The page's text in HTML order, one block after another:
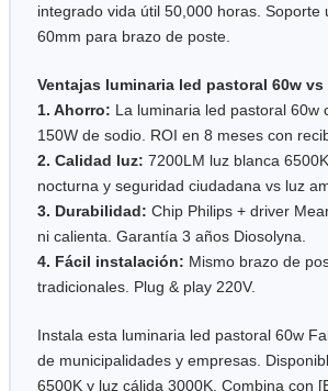
integrado vida útil 50,000 horas. Soporte
60mm para brazo de poste.
Ventajas luminaria led pastoral 60w
1. Ahorro: La luminaria led pastoral 60w
150W de sodio. ROI en 8 meses con
2. Calidad luz: 7200LM luz blanca
nocturna y seguridad ciudadana vs luz
3. Durabilidad: Chip Philips + driver
ni calienta. Garantía 3 años Diosolyna.
4. Fácil instalación: Mismo brazo de
tradicionales. Plug & play 220V.
Instala esta luminaria led pastoral 60w
de municipalidades y empresas.
6500K y luz cálida 3000K. Combina con